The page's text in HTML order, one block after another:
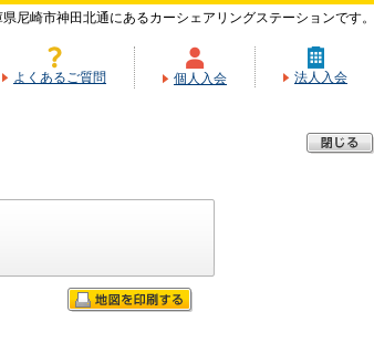
尼崎市神田北通にあるカーシェアリングステーションです。
よくあるご質問 個人入会 法人入会